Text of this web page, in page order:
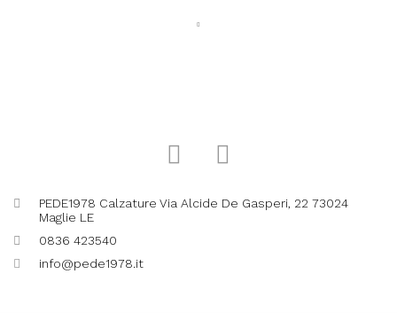
PEDE1978 Calzature Via Alcide De Gasperi, 22 73024
Maglie LE
0836 423540
info@pede1978.it